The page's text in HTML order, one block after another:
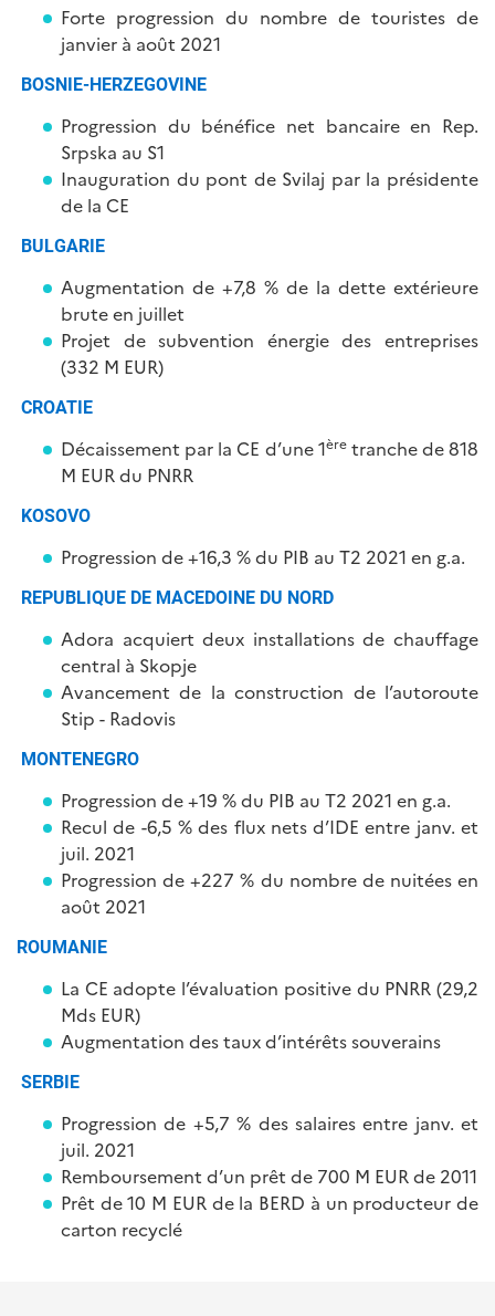
Forte progression du nombre de touristes de
janvier à août 2021
BOSNIE-HERZEGOVINE
Progression du bénéfice net bancaire en Rep.
Srpska au S1
Inauguration du pont de Svilaj par la présidente
de la CE
BULGARIE
Augmentation de +7,8 % de la dette extérieure
brute en juillet
Projet de subvention énergie des entreprises
(332 M EUR)
CROATIE
Décaissement par la CE d’une 1èretranche de 818
M EUR du PNRR
KOSOVO
Progression de +16,3 % du PIB au T2 2021 en g.a.
REPUBLIQUE DE MACEDOINE DU NORD
Adora acquiert deux installations de chauffage
central à Skopje
Avancement de la construction de l’autoroute
Stip - Radovis
MONTENEGRO
Progression de +19 % du PIB au T2 2021 en g.a.
Recul de -6,5 % des flux nets d’IDE entre janv. et
juil. 2021
Progression de +227 % du nombre de nuitées en
août 2021
ROUMANIE
La CE adopte l’évaluation positive du PNRR (29,2
Mds EUR)
Augmentation des taux d’intérêts souverains
SERBIE
Progression de +5,7 % des salaires entre janv. et
juil. 2021
Remboursement d’un prêt de 700 M EUR de 2011
Prêt de 10 M EUR de la BERD à un producteur de
carton recyclé